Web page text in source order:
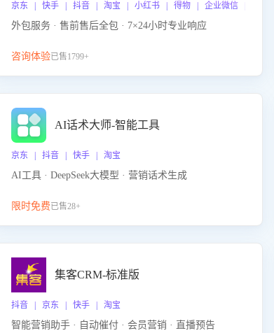
京东 | 快手 | 抖音 | 淘宝 | 小红书 | 得物 | 企业微信 | 跨平台
外包服务 · 售前售后全包 · 7×24小时专业响应
咨询体验已售1799+
AI话术大师-智能工具
京东 | 抖音 | 快手 | 淘宝
AI工具 · DeepSeek大模型 · 营销话术生成
限时免费已售28+
集客CRM-标准版
抖音 | 京东 | 快手 | 淘宝
智能营销助手 · 自动催付 · 会员营销 · 直播预告